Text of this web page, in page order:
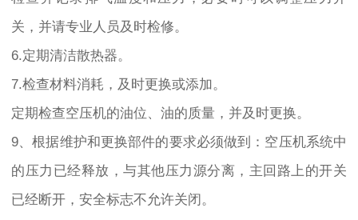
关，并请专业人员及时检修。
6.定期清洁散热器。
7.检查材料消耗，及时更换或添加。
定期检查空压机的油位、油的质量，并及时更换。
9、根据维护和更换部件的要求必须做到：空压机系统中
的压力已经释放，与其他压力源分离，主回路上的开关
已经断开，安全标志不允许关闭。